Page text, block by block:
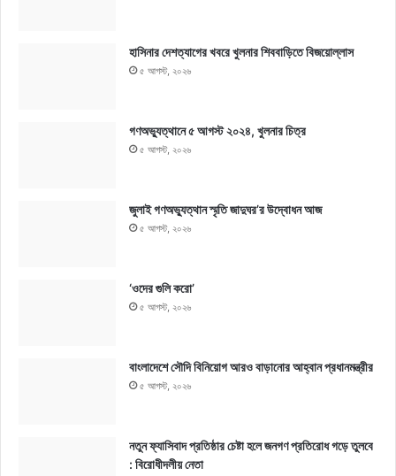
হাসিনার দেশত্যাগের খবরে খুলনার শিববাড়িতে বিজয়োল্লাস
৫ আগস্ট, ২০২৬
গণঅভ্যুত্থানে ৫ আগস্ট ২০২৪, খুলনার চিত্র
৫ আগস্ট, ২০২৬
জুলাই গণঅভ্যুত্থান স্মৃতি জাদুঘর’র উদ্বোধন আজ
৫ আগস্ট, ২০২৬
‘ওদের গুলি করো’
৫ আগস্ট, ২০২৬
বাংলাদেশে সৌদি বিনিয়োগ আরও বাড়ানোর আহ্বান প্রধানমন্ত্রীর
৫ আগস্ট, ২০২৬
নতুন ফ্যাসিবাদ প্রতিষ্ঠার চেষ্টা হলে জনগণ প্রতিরোধ গড়ে তুলবে
: বিরোধীদলীয় নেতা